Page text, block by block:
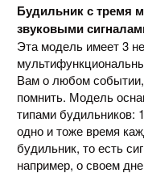
Будильник с тремя
звуковыми
Эта модель имеет 3
Вам о любом
помнить. Модель
типами будильников:
одно и тоже время
будильник, то есть
например, о своем